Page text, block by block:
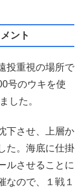
ント
投重視の場所で
号のウキを使
した。
下させ、上層か
た。海底に仕掛
ルさせることに
なので、１戦１